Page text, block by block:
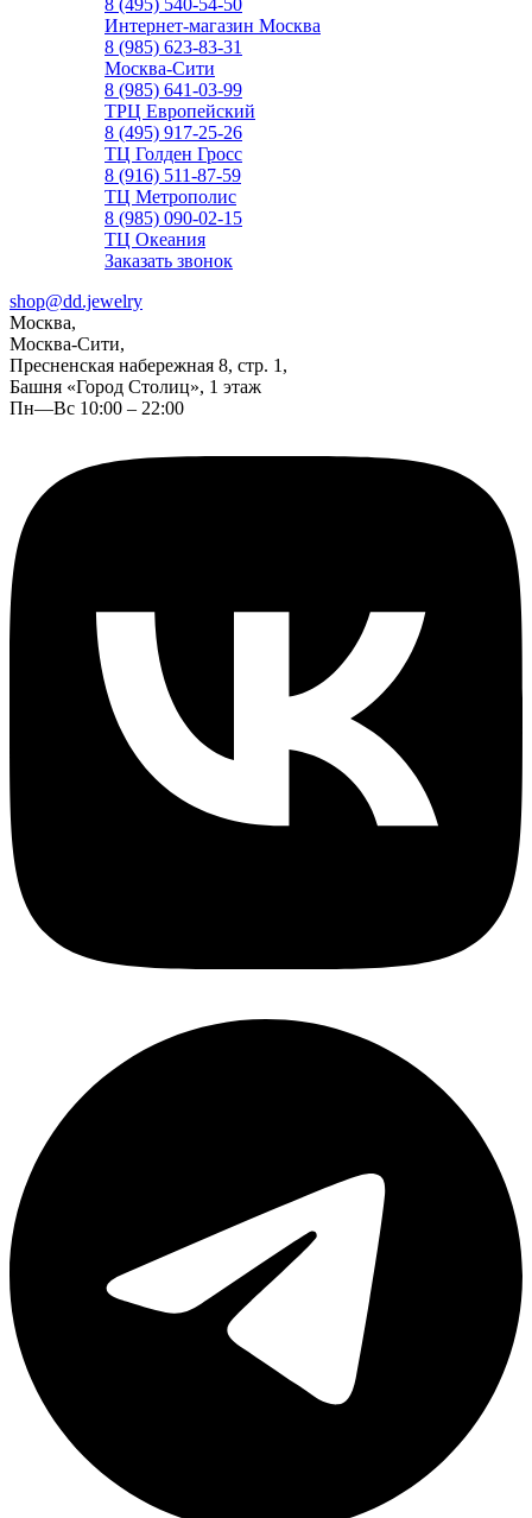
8 (495) 540-54-50
Интернет-магазин Москва
8 (985) 623-83-31
Москва-Сити
8 (985) 641-03-99
ТРЦ Европейский
8 (495) 917-25-26
ТЦ Голден Гросс
8 (916) 511-87-59
ТЦ Метрополис
8 (985) 090-02-15
ТЦ Океания
Заказать звонок
shop@dd.jewelry
Москва,
Москва-Сити,
Пресненская набережная 8, стр. 1,
Башня «Город Столиц», 1 этаж
Пн—Вс 10:00 – 22:00